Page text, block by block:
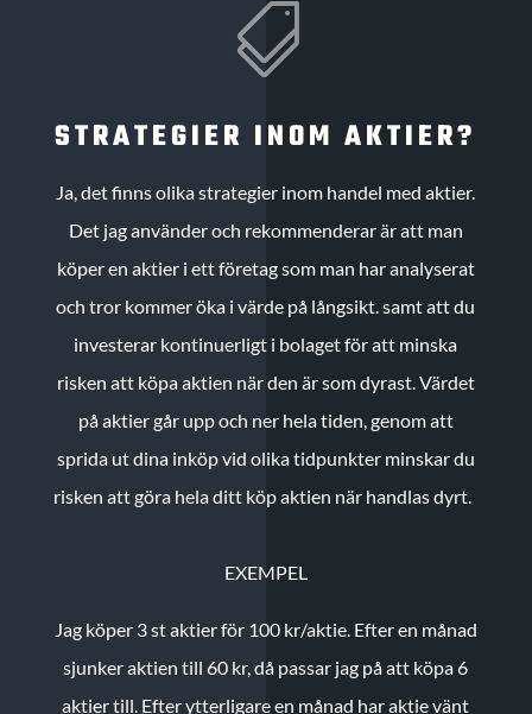

STRATEGIER INOM AKTIER?
Ja, det finns olika strategier inom handel med aktier.
Det jag använder och rekommenderar är att man
köper en aktier i ett företag som man har analyserat
och tror kommer öka i värde på långsikt. samt att du
investerar kontinuerligt i bolaget för att minska
risken att köpa aktien när den är som dyrast. Värdet
på aktier går upp och ner hela tiden, genom att
sprida ut dina inköp vid olika tidpunkter minskar du
risken att göra hela ditt köp aktien när handlas dyrt.
EXEMPEL
Jag köper 3 st aktier för 100 kr/aktie. Efter en månad
sjunker aktien till 60 kr, då passar jag på att köpa 6
aktier till. Efter ytterligare en månad har aktie vänt